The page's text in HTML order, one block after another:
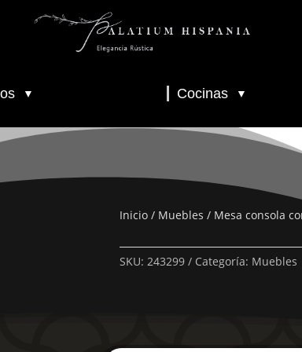
▼ Cocinas ▼
Inicio / Muebles / Mesa consola
SKU: 243299 Categoría: Muebles